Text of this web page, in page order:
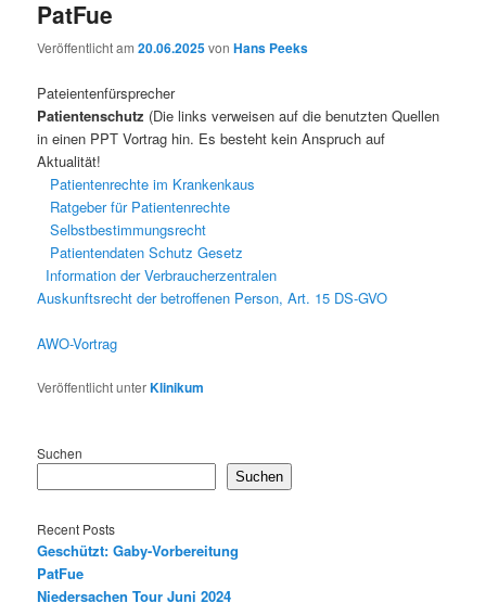
PatFue
Veröffentlicht am20.06.2025vonHans Peeks
Pateientenfürsprecher
Patientenschutz (Die links verweisen auf die benutzten Quellen
in einen PPT Vortrag hin. Es besteht kein Anspruch auf
Aktualität!
Patientenrechte im Krankenkaus
Ratgeber für Patientenrechte
Selbstbestimmungsrecht
Patientendaten Schutz Gesetz
Information der Verbraucherzentralen
Auskunftsrecht der betroffenen Person, Art. 15 DS-GVO
AWO-Vortrag
Veröffentlicht unterKlinikum
Suchen
Suchen
Recent Posts
Geschützt: Gaby-Vorbereitung
PatFue
Niedersachen Tour Juni 2024